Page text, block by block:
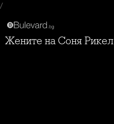
/
Жените на Соня Рикел